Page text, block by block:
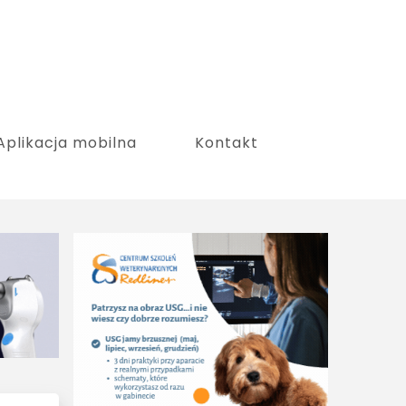
mobilna Kontakt